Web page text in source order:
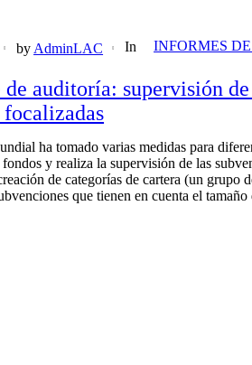
by AdminLAC In INFORMES
auditoría: supervisión de
focalizadas
ha tomado varias medidas para
y realiza la supervisión de las
de categorías de cartera (un grupo
que tienen en cuenta el tamaño